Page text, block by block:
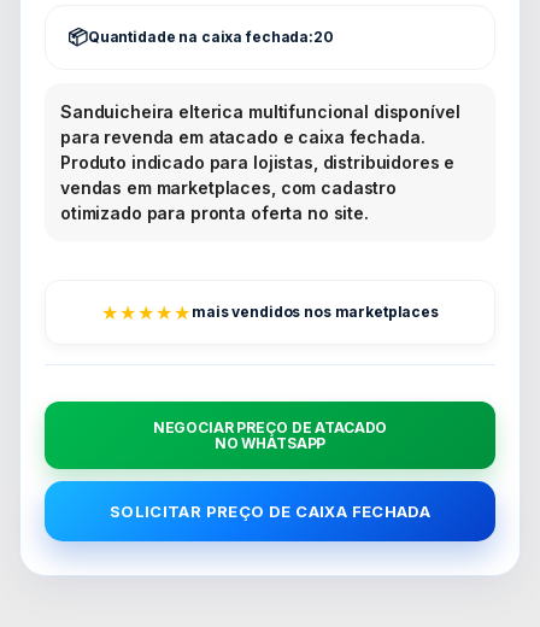
Quantidade na caixa fechada:20
Sanduicheira elterica multifuncional disponível
para revenda em atacado e caixa fechada.
Produto indicado para lojistas, distribuidores e
vendas em marketplaces, com cadastro
otimizado para pronta oferta no site.
★★★★★ mais vendidos nos marketplaces
NEGOCIAR PREÇO DE ATACADO
NO WHATSAPP
SOLICITAR PREÇO DE CAIXA FECHADA